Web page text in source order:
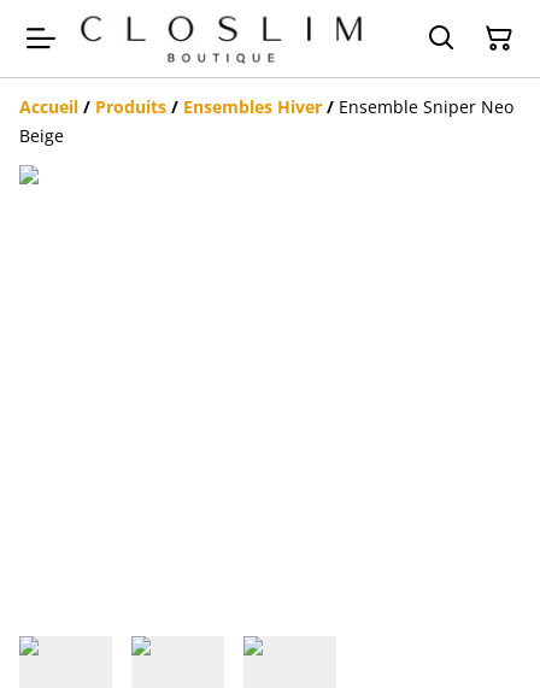
Accueil / Produits / Ensembles Hiver / Ensemble Sniper Neo
Beige